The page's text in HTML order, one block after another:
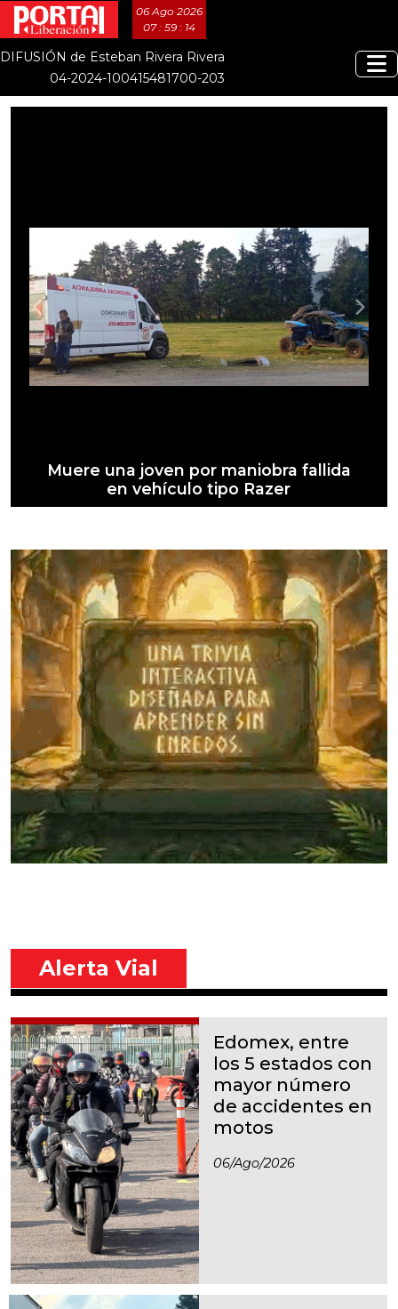
06 Ago 2026
07 : 59 : 16
DIFUSIÓN de Esteban Rivera Rivera
04-2024-100415481700-203
Muere una joven por maniobra fallida
en vehículo tipo Razer
Alerta Vial
Edomex, entre
los 5 estados con
mayor número
de accidentes en
motos
06/ago/2026